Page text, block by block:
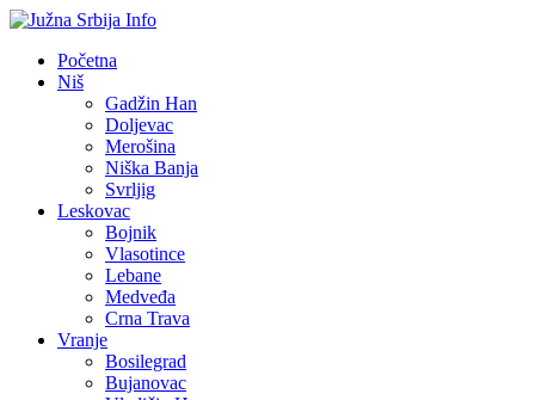
Početna
Niš
Gadžin Han
Doljevac
Merošina
Niška Banja
Svrljig
Leskovac
Bojnik
Vlasotince
Lebane
Medveđa
Crna Trava
Vranje
Bosilegrad
Bujanovac